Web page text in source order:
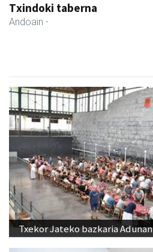
Txindoki taberna
Andoain -
Txekor Jateko bazkaria Adunan